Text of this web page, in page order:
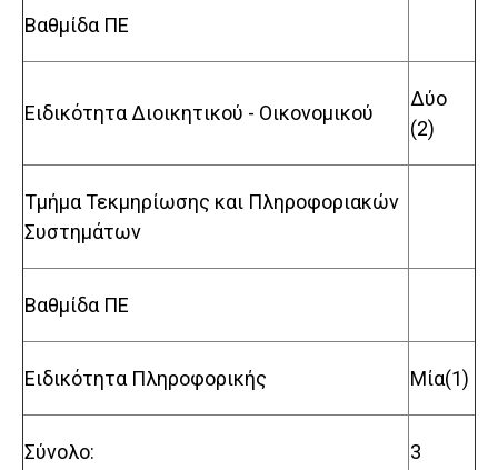
Βαθμίδα ΠΕ
Ειδικότητα Διοικητικού - Οικονομικού
Δύο
(2)
Τμήμα Τεκμηρίωσης και Πληροφοριακών
Συστημάτων
Βαθμίδα ΠΕ
Ειδικότητα Πληροφορικής Μία(1)
Σύνολο: 3